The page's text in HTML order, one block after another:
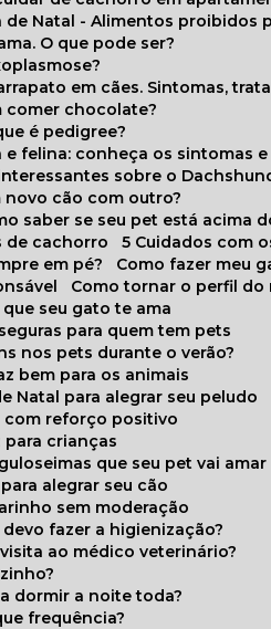
de Natal - Alimentos proibidos
O que pode ser?
em cães. Sintomas,
comer chocolate?
é pedigree?
e felina: conheça os sintomas
interessantes sobre o
novo cão com outro?
saber se seu pet está acima
de cachorro
5 Cuidados com
em pé?
Como fazer meu
Como tornar o perfil
que seu gato te ama
seguras para quem tem pets
nos pets durante o verão?
bem para os animais
Natal para alegrar seu peludo
com reforço positivo
para crianças
guloseimas que seu pet vai amar
alegrar seu cão
sem moderação
fazer a higienização?
ao médico veterinário?
dormir a noite toda?
frequência?